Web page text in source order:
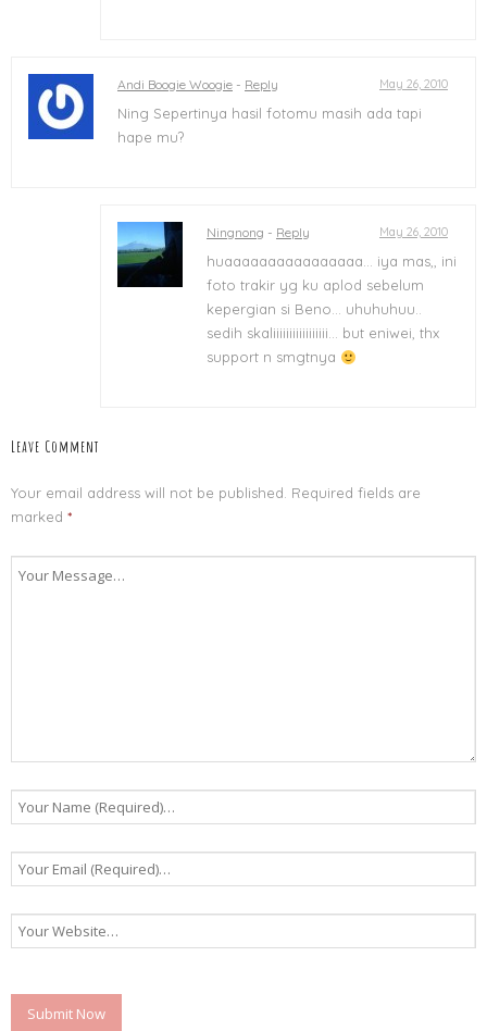
Andi Boogie Woogie - Reply May 26, 2010
Ning Sepertinya hasil fotomu masih ada tapi
hape mu?
Ningnong - Reply May 26, 2010
huaaaaaaaaaaaaaaaa… iya mas,, ini
foto trakir yg ku aplod sebelum
kepergian si Beno… uhuhuhuu..
sedih skaliiiiiiiiiiiiiiiii… but eniwei, thx
support n smgtnya
Leave Comment
Your email address will not be published. Required fields are
marked *